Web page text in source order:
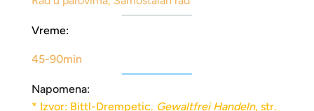
Vreme:
45-90min
Napomena:
* Izvor: Bittl-Drempetic. Gewaltfrei Handeln, str.